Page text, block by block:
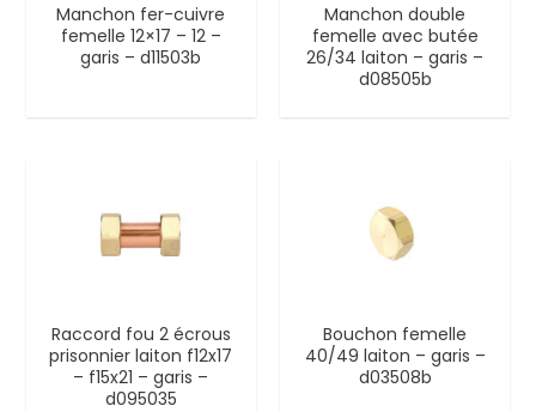
Manchon fer-cuivre
femelle 12×17 – 12 –
garis – d11503b
Manchon double
femelle avec butée
26/34 laiton – garis –
d08505b
Raccord fou 2 écrous
prisonnier laiton f12x17
– f15x21 – garis –
d095035
Bouchon femelle
40/49 laiton – garis –
d03508b